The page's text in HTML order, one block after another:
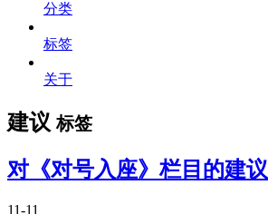
分类
标签
关于
建议标签
对《对号入座》栏目的建议
11-11